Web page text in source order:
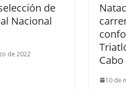
de
Nacional
de 2022
10 de